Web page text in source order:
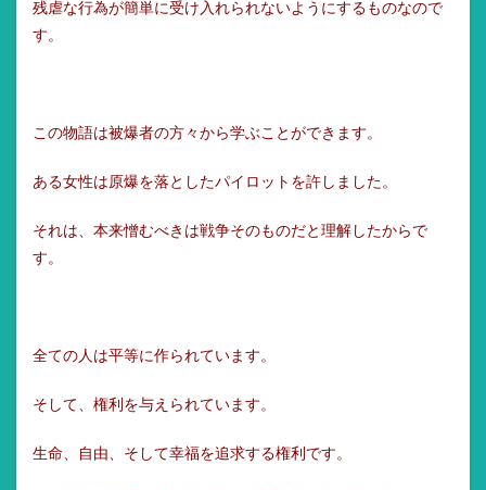
残虐な行為が簡単に受け入れられないようにするものなので
す。
この物語は被爆者の方々から学ぶことができます。
ある女性は原爆を落としたパイロットを許しました。
それは、本来憎むべきは戦争そのものだと理解したからで
す。
全ての人は平等に作られています。
そして、権利を与えられています。
生命、自由、そして幸福を追求する権利です。